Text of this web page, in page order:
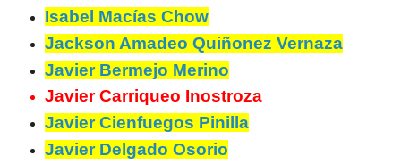
Isabel Macías Chow
Jackson Amadeo Quiñonez Vernaza
Javier Bermejo Merino
Javier Carriqueo Inostroza
Javier Cienfuegos Pinilla
Javier Delgado Osorio